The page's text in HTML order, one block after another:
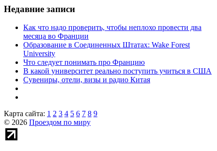
Недавние записи
Как что надо проверить, чтобы неплохо провести два
месяца во Франции
Образование в Соединенных Штатах: Wake Forest
University
Что следует понимать про Францию
В какой университет реально поступить учиться в США
Сувениры, отели, визы и радио Китая
Карта сайта: 1 2 3 4 5 6 7 8 9
© 2026 Проездом по миру